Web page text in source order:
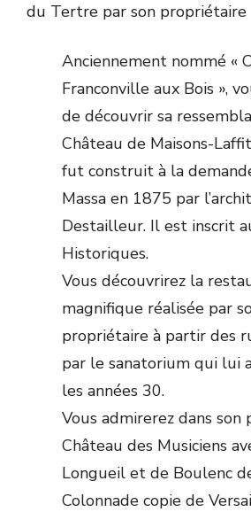
du Tertre par son propriétaire
Anciennement nommé «
Franconville aux Bois »,
de découvrir sa
Château de Maisons-
fut construit à la
Massa en 1875 par
Destailleur. Il est inscrit
Historiques.
Vous découvrirez la
magnifique réalisée par
propriétaire à partir des
par le sanatorium qui lui
les années 30.
Vous admirerez dans
Château des Musiciens
Longueil et de Boulenc
Colonnade copie de